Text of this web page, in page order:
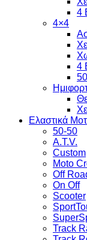
4
4×4
4
Ελαστικά
50-50
A.T.V.
Custom
Moto
Off
On Off
Scooter
Track